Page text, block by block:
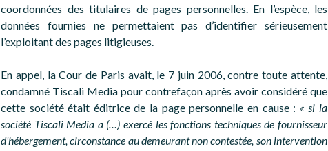
coordonnées des titulaires de pages personnelles. En l’espèce, les
données fournies ne permettaient pas d’identifier sérieusement
l’exploitant des pages litigieuses.
En appel, la Cour de Paris avait, le 7 juin 2006, contre toute attente,
condamné Tiscali Media pour contrefaçon après avoir considéré que
cette société était éditrice de la page personnelle en cause : « si la
société Tiscali Media a (…) exercé les fonctions techniques de fournisseur
d’hébergement, circonstance au demeurant non contestée, son intervention